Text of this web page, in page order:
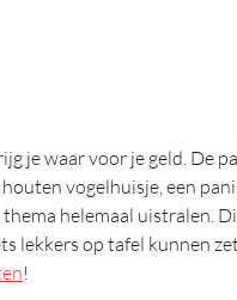
je waar voor je geld. De
vogelhuisje, een
helemaal uistralen.
lekkers op tafel kunnen
!